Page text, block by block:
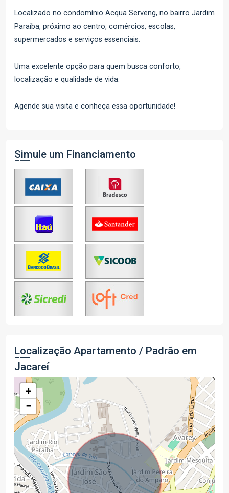
Localizado no condomínio Acqua Serveng, no bairro Jardim
Paraíba, próximo ao centro, comércios, escolas,
supermercados e serviços essenciais.
Uma excelente opção para quem busca conforto,
localização e qualidade de vida.
Agende sua visita e conheça essa oportunidade!
Simule um Financiamento
Localização Apartamento / Padrão em
Jacareí
+
−